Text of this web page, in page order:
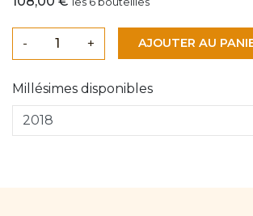
- + AJOUTER AU
Millésimes disponibles